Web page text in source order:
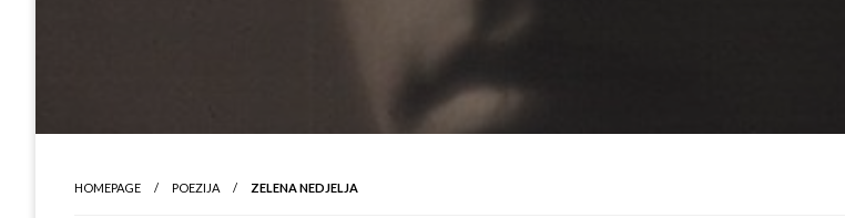
HOMEPAGE POEZIJA ZELENA NEDJELJA